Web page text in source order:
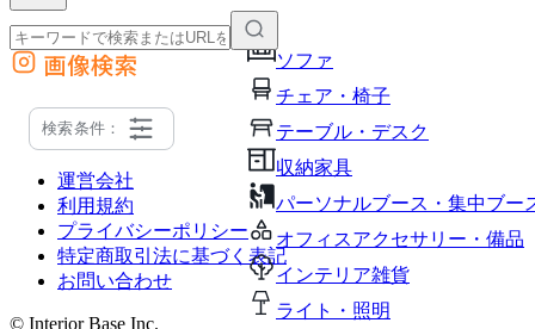
ソファ
チェア・椅子
テーブル・デスク
収納家具
パーソナルブース・集中ブー
オフィスアクセサリー・備品
インテリア雑貨
ライト・照明
外部サイトの商品をカートに追加
他のサイトで見つけた商品ページのURLを貼り付けて、カートに追加できます
画像検索
検索条件：
運営会社
利用規約
プライバシーポリシー
特定商取引法に基づく表記
お問い合わせ
© Interior Base Inc.